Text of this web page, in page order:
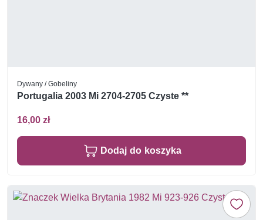
Dywany / Gobeliny
Portugalia 2003 Mi 2704-2705 Czyste **
16,00 zł
Dodaj do koszyka